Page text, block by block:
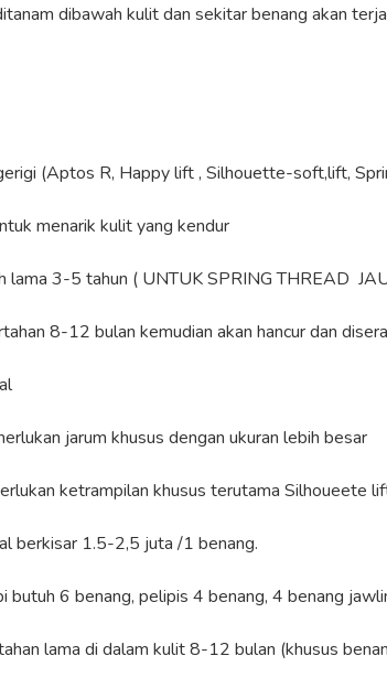
dibawah kulit dan sekitar benang akan
(Aptos R, Happy lift , Silhouette-soft,lift,
menarik kulit yang kendur
lama 3-5 tahun ( UNTUK SPRING THREAD
8-12 bulan kemudian akan hancur dan
jarum khusus dengan ukuran lebih besar
ketrampilan khusus terutama Silhoueete
berkisar 1.5-2,5 juta /1 benang.
butuh 6 benang, pelipis 4 benang, 4 benang
lama di dalam kulit 8-12 bulan (khusus